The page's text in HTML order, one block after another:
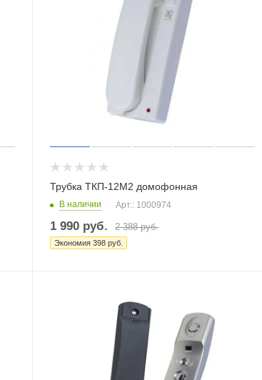
Трубка ТКП-12М2 домофонная
В наличии Арт.: 1000974
1 990 руб. 2 388руб.
Экономия 398 руб.